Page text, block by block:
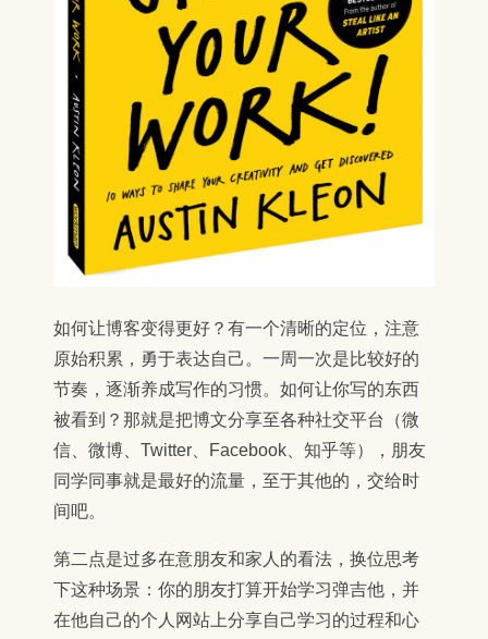
如何让博客变得更好？有一个清晰的定位，注意
原始积累，勇于表达自己。一周一次是比较好的
节奏，逐渐养成写作的习惯。如何让你写的东西
被看到？那就是把博文分享至各种社交平台（微
信、微博、Twitter、Facebook、知乎等），朋友
同学同事就是最好的流量，至于其他的，交给时
间吧。
第二点是过多在意朋友和家人的看法，换位思考
下这种场景：你的朋友打算开始学习弹吉他，并
在他自己的个人网站上分享自己学习的过程和心